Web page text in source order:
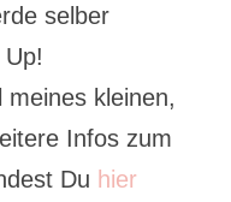
selber
Up!
meines kleinen,
Infos zum
Du hier